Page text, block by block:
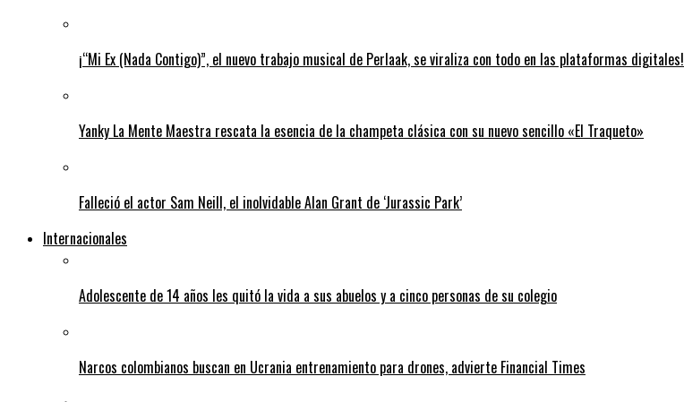
¡“Mi Ex (Nada Contigo)”, el nuevo trabajo musical de Perlaak, se viraliza con todo en las plataformas digitales!
Yanky La Mente Maestra rescata la esencia de la champeta clásica con su nuevo sencillo «El Traqueto»
Falleció el actor Sam Neill, el inolvidable Alan Grant de ‘Jurassic Park’
Internacionales
Adolescente de 14 años les quitó la vida a sus abuelos y a cinco personas de su colegio
Narcos colombianos buscan en Ucrania entrenamiento para drones, advierte Financial Times